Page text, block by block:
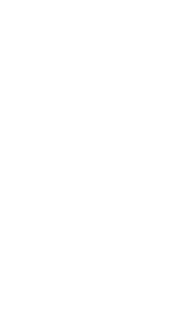
et d'événements multilingues.
de notre succès à long